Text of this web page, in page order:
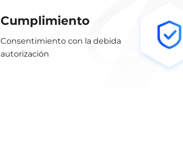
Cumplimiento
Consentimiento con la debida
autorización